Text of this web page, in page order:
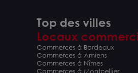
Top des villes
Locaux
Commerces à Bordeaux
Commerces à Amiens
Commerces à Nîmes
Commerces à Montpellier